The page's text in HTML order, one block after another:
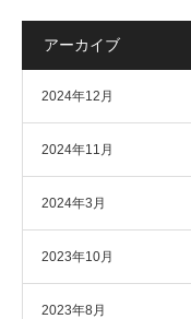
アーカイブ
2024年12月
2024年11月
2024年3月
2023年10月
2023年8月